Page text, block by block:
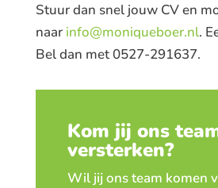
Stuur dan snel jouw CV en
naar info@moniqueboer.nl.
Bel dan met 0527-291637.
Kom jij ons
versterken?
Wil jij ons team komen